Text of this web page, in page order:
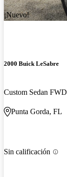
¡Nuevo!
2000 Buick LeSabre
Custom Sedan FWD
Punta Gorda, FL
Sin calificación